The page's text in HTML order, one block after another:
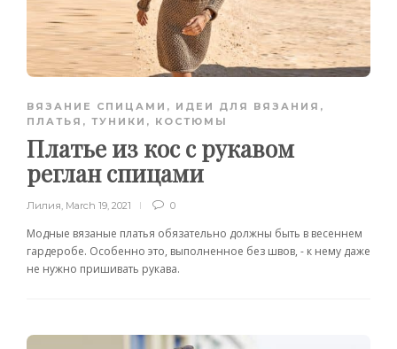
ВЯЗАНИЕ СПИЦАМИ , ИДЕИ ДЛЯ ВЯЗАНИЯ ,
ПЛАТЬЯ, ТУНИКИ, КОСТЮМЫ
Платье из кос с рукавом
реглан спицами
Лилия, March 19, 2021 0
Модные вязаные платья обязательно должны быть в весеннем
гардеробе. Особенно это, выполненное без швов, - к нему даже
не нужно пришивать рукава.